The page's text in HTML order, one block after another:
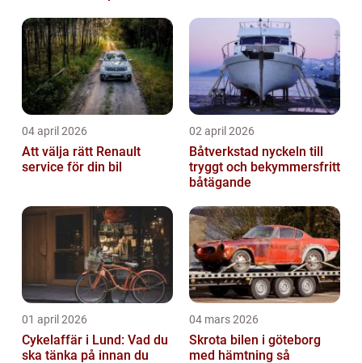
04 april 2026
Att välja rätt Renault
service för din bil
02 april 2026
Båtverkstad nyckeln till
tryggt och bekymmersfritt
båtägande
01 april 2026
Cykelaffär i Lund: Vad du
ska tänka på innan du
04 mars 2026
Skrota bilen i göteborg
med hämtning så